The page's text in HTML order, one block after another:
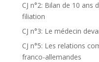
CJ n°2: Bilan de 10 ans
filiation
CJ n°3: Le médecin
CJ n°5: Les relations
franco-allemandes